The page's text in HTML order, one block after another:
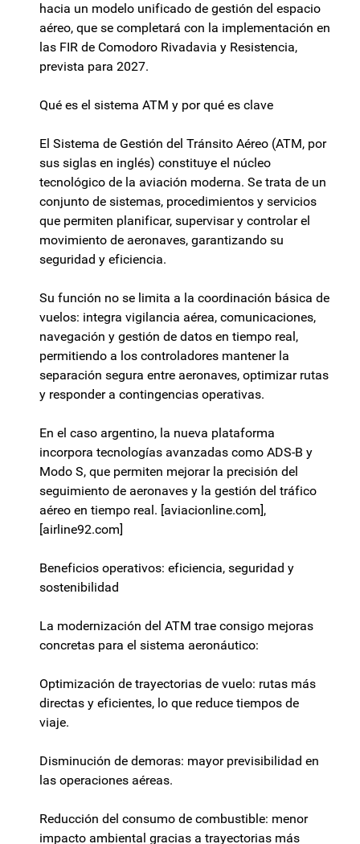
hacia un modelo unificado de gestión del espacio
aéreo, que se completará con la implementación en
las FIR de Comodoro Rivadavia y Resistencia,
prevista para 2027.
Qué es el sistema ATM y por qué es clave
El Sistema de Gestión del Tránsito Aéreo (ATM, por
sus siglas en inglés) constituye el núcleo
tecnológico de la aviación moderna. Se trata de un
conjunto de sistemas, procedimientos y servicios
que permiten planificar, supervisar y controlar el
movimiento de aeronaves, garantizando su
seguridad y eficiencia.
Su función no se limita a la coordinación básica de
vuelos: integra vigilancia aérea, comunicaciones,
navegación y gestión de datos en tiempo real,
permitiendo a los controladores mantener la
separación segura entre aeronaves, optimizar rutas
y responder a contingencias operativas.
En el caso argentino, la nueva plataforma
incorpora tecnologías avanzadas como ADS-B y
Modo S, que permiten mejorar la precisión del
seguimiento de aeronaves y la gestión del tráfico
aéreo en tiempo real. [aviacionline.com],
[airline92.com]
Beneficios operativos: eficiencia, seguridad y
sostenibilidad
La modernización del ATM trae consigo mejoras
concretas para el sistema aeronáutico:
Optimización de trayectorias de vuelo: rutas más
directas y eficientes, lo que reduce tiempos de
viaje.
Disminución de demoras: mayor previsibilidad en
las operaciones aéreas.
Reducción del consumo de combustible: menor
impacto ambiental gracias a trayectorias más